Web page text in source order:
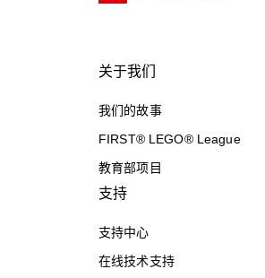
关于我们
我们的故事
FIRST® LEGO® League
教育部项目
支持
支持中心
在线技术支持